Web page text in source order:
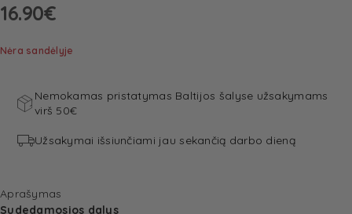
16.90€
Nėra sandėlyje
Nemokamas pristatymas Baltijos šalyse užsakymams
virš 50€
Užsakymai išsiunčiami jau sekančią darbo dieną
Aprašymas
Sudedamosios dalys